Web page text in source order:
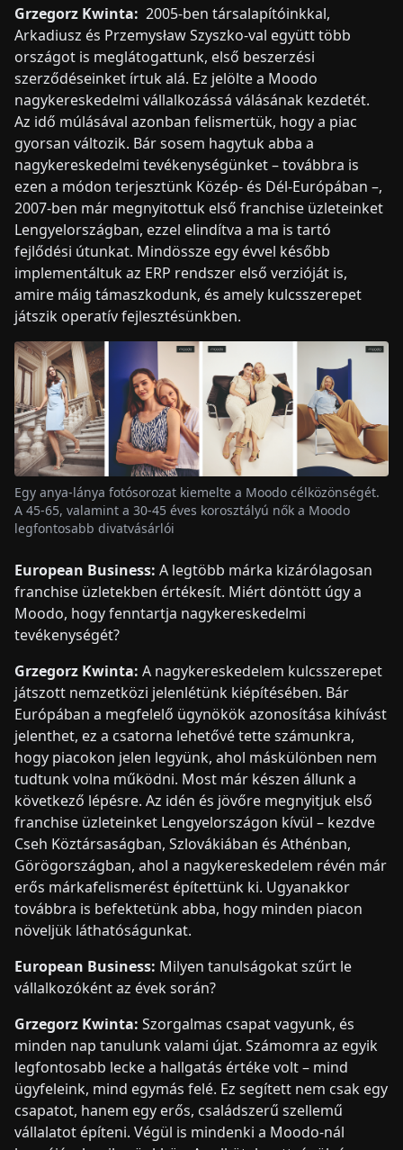
Grzegorz Kwinta: 2005-ben társalapítóinkkal,
Arkadiusz és Przemysław Szyszko-val együtt több
országot is meglátogattunk, első beszerzési
szerződéseinket írtuk alá. Ez jelölte a Moodo
nagykereskedelmi vállalkozássá válásának kezdetét.
Az idő múlásával azonban felismertük, hogy a piac
gyorsan változik. Bár sosem hagytuk abba a
nagykereskedelmi tevékenységünket – továbbra is
ezen a módon terjesztünk Közép- és Dél-Európában –,
2007-ben már megnyitottuk első franchise üzleteinket
Lengyelországban, ezzel elindítva a ma is tartó
fejlődési útunkat. Mindössze egy évvel később
implementáltuk az ERP rendszer első verzióját is,
amire máig támaszkodunk, és amely kulcsszerepet
játszik operatív fejlesztésünkben.
Egy anya-lánya fotósorozat kiemelte a Moodo célközönségét.
A 45-65, valamint a 30-45 éves korosztályú nők a Moodo
legfontosabb divatvásárlói
European Business: A legtöbb márka kizárólagosan
franchise üzletekben értékesít. Miért döntött úgy a
Moodo, hogy fenntartja nagykereskedelmi
tevékenységét?
Grzegorz Kwinta: A nagykereskedelem kulcsszerepet
játszott nemzetközi jelenlétünk kiépítésében. Bár
Európában a megfelelő ügynökök azonosítása kihívást
jelenthet, ez a csatorna lehetővé tette számunkra,
hogy piacokon jelen legyünk, ahol máskülönben nem
tudtunk volna működni. Most már készen állunk a
következő lépésre. Az idén és jövőre megnyitjuk első
franchise üzleteinket Lengyelországon kívül – kezdve
Cseh Köztársaságban, Szlovákiában és Athénban,
Görögországban, ahol a nagykereskedelem révén már
erős márkafelismerést építettünk ki. Ugyanakkor
továbbra is befektetünk abba, hogy minden piacon
növeljük láthatóságunkat.
European Business: Milyen tanulságokat szűrt le
vállalkozóként az évek során?
Grzegorz Kwinta: Szorgalmas csapat vagyunk, és
minden nap tanulunk valami újat. Számomra az egyik
legfontosabb lecke a hallgatás értéke volt – mind
ügyfeleink, mind egymás felé. Ez segített nem csak egy
csapatot, hanem egy erős, családszerű szellemű
vállalatot építeni. Végül is mindenki a Moodo-nál